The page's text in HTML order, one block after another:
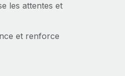
les attentes et
et renforce